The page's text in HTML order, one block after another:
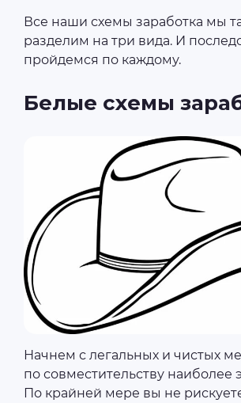
Все наши схемы заработка мы
разделим на три вида. И
пройдемся по каждому.
Белые схемы
Начнем с легальных и чистых
по совместительству наиболее
По крайней мере вы не